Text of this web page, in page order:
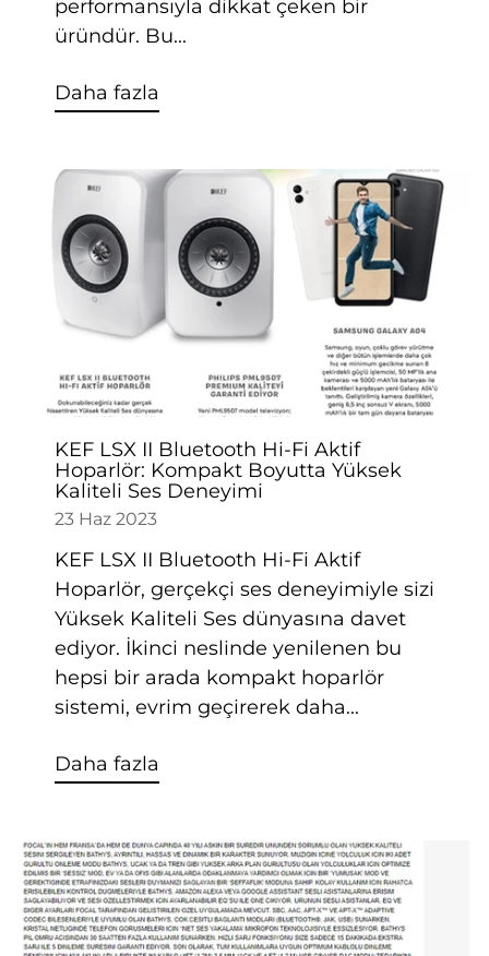
performansıyla dikkat çeken bir
üründür. Bu...
Daha fazla
KEF LSX II Bluetooth Hi-Fi Aktif
Hoparlör: Kompakt Boyutta Yüksek
Kaliteli Ses Deneyimi
23 Haz 2023
KEF LSX II Bluetooth Hi-Fi Aktif
Hoparlör, gerçekçi ses deneyimiyle sizi
Yüksek Kaliteli Ses dünyasına davet
ediyor. İkinci neslinde yenilenen bu
hepsi bir arada kompakt hoparlör
sistemi, evrim geçirerek daha...
Daha fazla